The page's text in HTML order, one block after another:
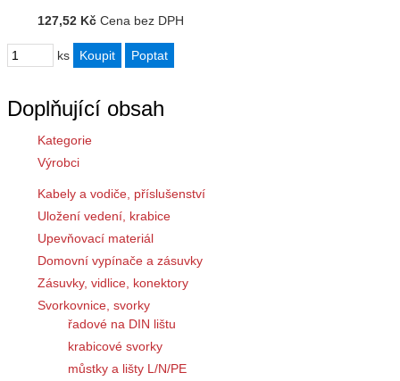
127,52 Kč Cena bez DPH
ks
Doplňující obsah
Kategorie
Výrobci
Kabely a vodiče, příslušenství
Uložení vedení, krabice
Upevňovací materiál
Domovní vypínače a zásuvky
Zásuvky, vidlice, konektory
Svorkovnice, svorky
řadové na DIN lištu
krabicové svorky
můstky a lišty L/N/PE